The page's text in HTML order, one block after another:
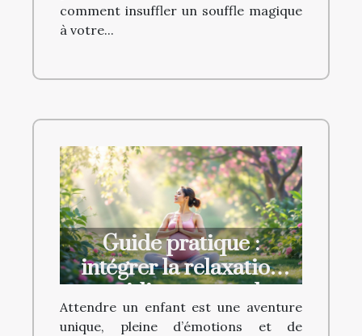
comment insuffler un souffle magique
à votre...
Guide pratique :
intégrer la relaxation
quotidienne pour les
futures mamans
Attendre un enfant est une aventure
unique, pleine d’émotions et de